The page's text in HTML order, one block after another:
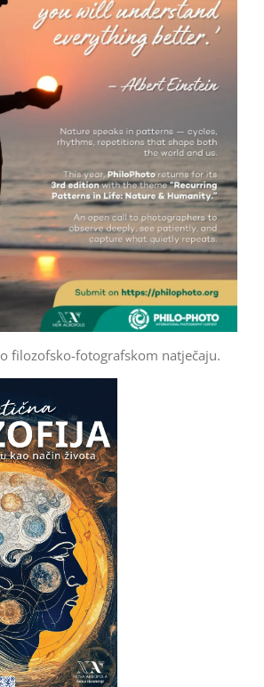
o filozofsko-fotografskom natječaju.